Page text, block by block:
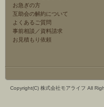
お急ぎの方
互助会の解約について
よくあるご質問
事前相談／資料請求
お見積もり依頼
Copyright(C) 株式会社モアライフ All